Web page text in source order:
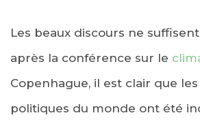
Les beaux discours ne
après la conférence sur le
Copenhague, il est clair que
politiques du monde ont été